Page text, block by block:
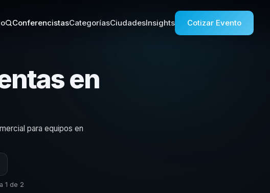
ConferencistasCategoríasCiudadesInsights Cotizar Evento
en
para equipos en
1 de 2